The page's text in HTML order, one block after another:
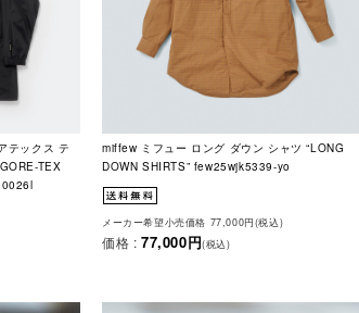
テックス テ
TEX
miffew ミフュー ロング ダウン シャツ “LONG
DOWN SHIRTS” few25wjk5339-yo
メーカー希望小売価格 77,000円(税込)
価格 : 77,000円(税込)